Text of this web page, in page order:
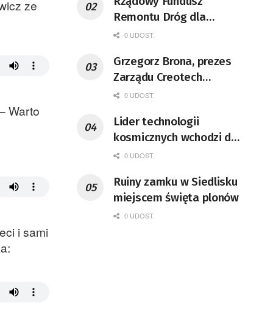
ze
Warto
i sami
Remontu Dróg dla
województwa lubuskiego
0 UDOST.
Grzegorz Brona, prezes
Zarządu Creotech
Instruments S.A. Fizyk,
pracownik CERN w
Genewie, przedsiębiorca i
nauczyciel akademicki,
fizycznych, koordynator
Rady Sektorowej ds.
Kompetencji Przemysłu
0 UDOST.
Lider technologii
kosmicznych wchodzi do
Lubuskiego
0 UDOST.
Ruiny zamku w Siedlisku
miejscem święta plonów
0 UDOST.